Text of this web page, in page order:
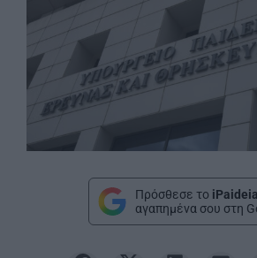
Πρόσθεσε το
αγαπημένα σου στη